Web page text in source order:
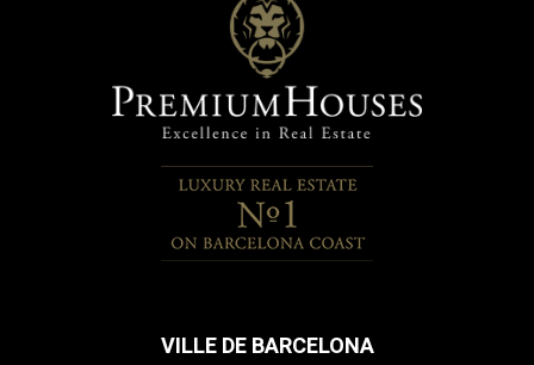
VILLE DE BARCELONA